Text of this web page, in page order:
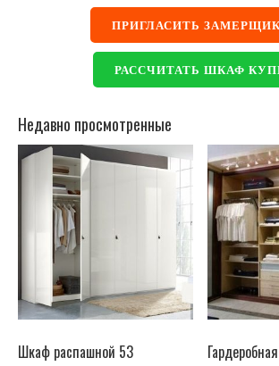
ПРИГЛАСИТЬ
РАССЧИТАТЬ ШКАФ
Недавно просмотренные
Шкаф распашной 53